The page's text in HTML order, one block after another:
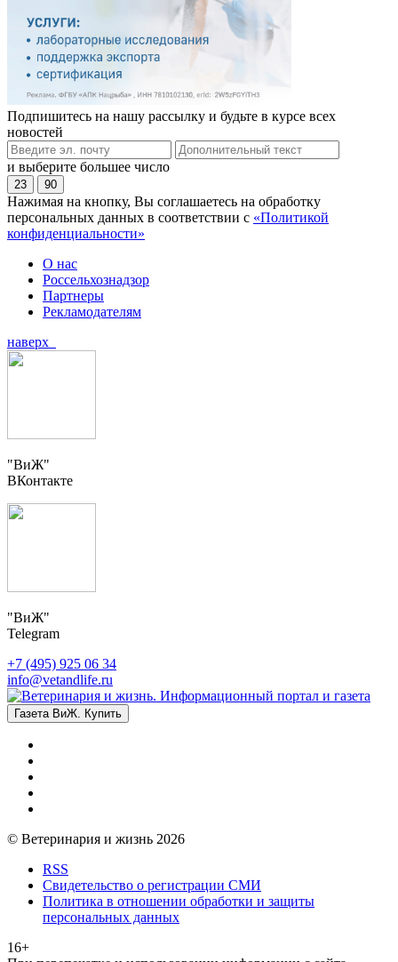
Подпишитесь на нашу рассылку и будьте в курсе всех
новостей
и выберите большее число
23 90
Нажимая на кнопку, Вы соглашаетесь на обработку
персональных данных в соответствии с «Политикой
конфиденциальности»
О нас
Россельхознадзор
Партнеры
Рекламодателям
наверх
"ВиЖ"
ВКонтакте
"ВиЖ"
Telegram
+7 (495) 925 06 34
info@vetandlife.ru
Газета ВиЖ. Купить
© Ветеринария и жизнь 2026
RSS
Свидетельство о регистрации СМИ
Политика в отношении обработки и защиты
персональных данных
16+